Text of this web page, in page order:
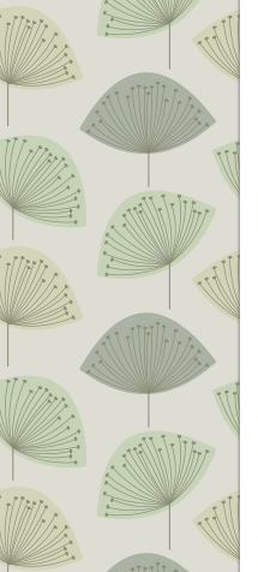
Passer
au
contenu